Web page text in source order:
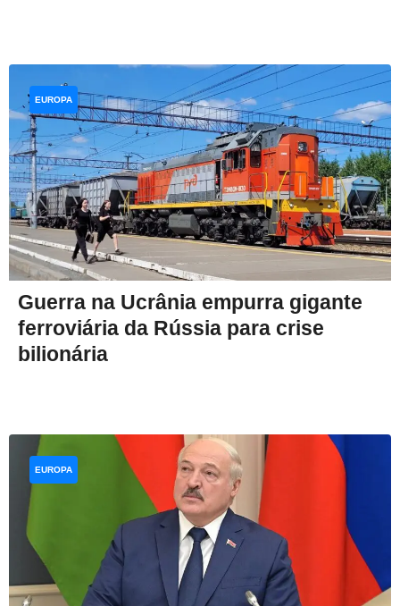
Guerra na Ucrânia empurra gigante
ferroviária da Rússia para crise
bilionária
EUROPA
EUROPA